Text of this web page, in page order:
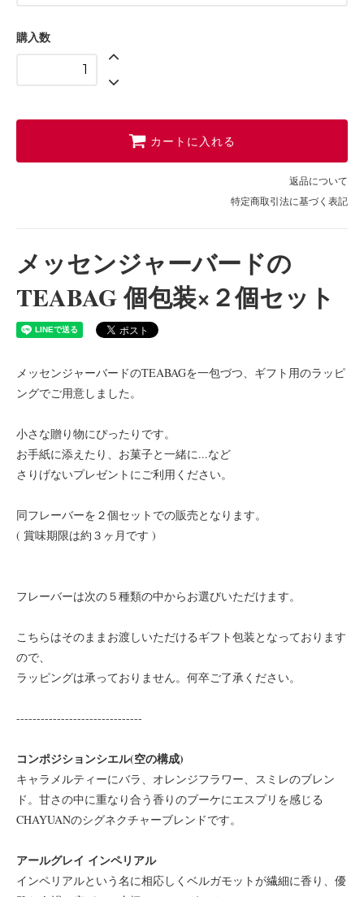
購入数
カートに入れる
返品について
特定商取引法に基づく表記
メッセンジャーバードの
TEABAG 個包装×２個セット
メッセンジャーバードのTEABAGを一包づつ、ギフト用のラッピ
ングでご用意しました。
小さな贈り物にぴったりです。
お手紙に添えたり、お菓子と一緒に...など
さりげないプレゼントにご利用ください。
同フレーバーを２個セットでの販売となります。
( 賞味期限は約３ヶ月です )
フレーバーは次の５種類の中からお選びいただけます。
こちらはそのままお渡しいただけるギフト包装となっております
ので、
ラッピングは承っておりません。何卒ご了承ください。
-------------------------------
コンポジションシエル(空の構成)
キャラメルティーにバラ、オレンジフラワー、スミレのブレン
ド。甘さの中に重なり合う香りのブーケにエスプリを感じる
CHAYUANのシグネクチャーブレンドです。
アールグレイ インペリアル
インペリアルという名に相応しくベルガモットが繊細に香り、優